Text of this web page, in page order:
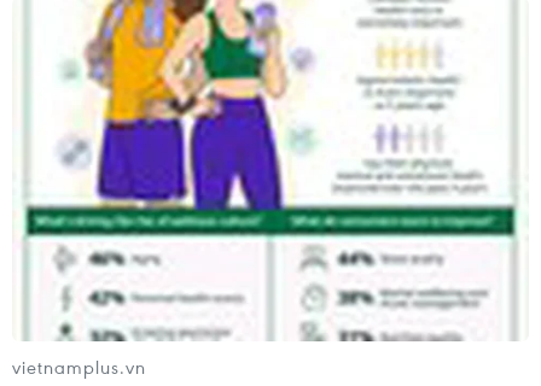
Hiện, Bộ Công an Trung Quốc đã có lệnh yêu
cầu các cơ quan địa phương tăng cường sự hiện
diện của lực lượng an ninh quanh các cơ sở y tế
thông qua việc triển khai 12.000 sỹ quan cảnh
sát để bảo vệ các bệnh viện nằm trong diện
cách ly trên cả nước 24/24.
vietnamplus.vn